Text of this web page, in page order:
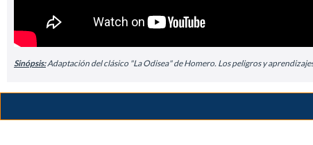
Sinópsis:Adaptación del clásico "La Odisea" de Homero. Los peligros y